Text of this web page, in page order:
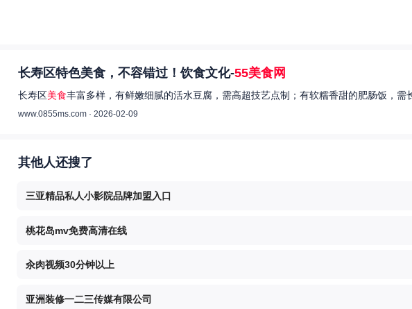
长寿区特色美食，不容错过！饮食文化-55美食网
长寿区美食丰富多样，有鲜嫩细腻的活水豆腐，需高超技艺点制；有软糯香甜的肥肠饭，
www.0855ms.com · 2026-02-09
其他人还搜了
三亚精品私人小影院品牌加盟入口
桃花岛mv免费高清在线
汆肉视频30分钟以上
亚洲装修一二三传媒有限公司